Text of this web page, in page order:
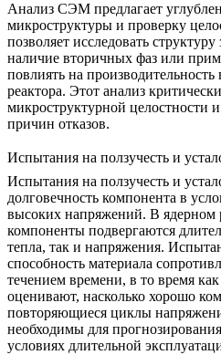
Анализ СЭМ предлагает
микроструктуры и проверку
позволяет исследовать
наличие вторичных фаз или
повлиять на производительность
реактора. Этот анализ
микроструктурной целостности
причин отказов.
Испытания на ползучесть и
Испытания на ползучесть и
долговечность компонента в
высоких напряжений. В ядерном
компоненты подвергаются
тепла, так и напряжения.
способность материала
течением времени, в то время
оценивают, насколько хорошо
повторяющиеся циклы
необходимы для
условиях длительной